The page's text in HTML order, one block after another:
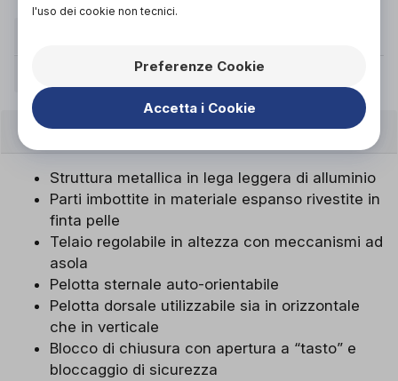
Small Medium
CARATTERISTICHE
Struttura metallica in lega leggera di alluminio
Parti imbottite in materiale espanso rivestite in
finta pelle
Telaio regolabile in altezza con meccanismi ad
asola
Pelotta sternale auto-orientabile
Pelotta dorsale utilizzabile sia in orizzontale
che in verticale
Blocco di chiusura con apertura a “tasto” e
bloccaggio di sicurezza
l'uso dei cookie non tecnici.
Preferenze Cookie
Accetta i Cookie